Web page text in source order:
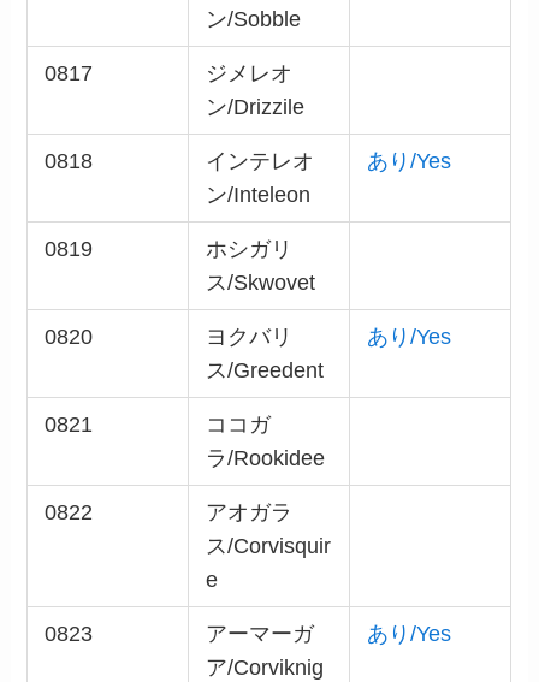
ン/Sobble
0817
ジメレオ
ン/Drizzile
0818
インテレオ
ン/Inteleon
あり/Yes
0819
ホシガリ
ス/Skwovet
0820
ヨクバリ
ス/Greedent
あり/Yes
0821
ココガ
ラ/Rookidee
0822
アオガラ
ス/Corvisquir
e
0823
アーマーガ
ア/Corviknig
あり/Yes